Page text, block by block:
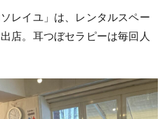
レイユ」は、レンタルスペー
店。耳つぼセラピーは毎回人